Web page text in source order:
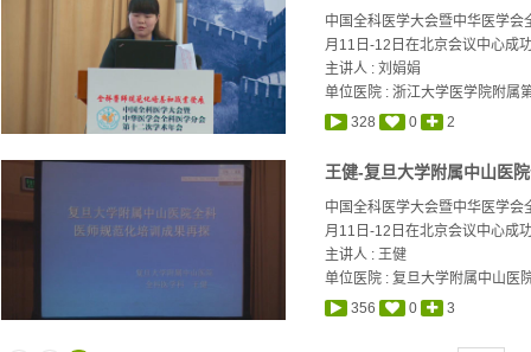
中国全科医学大会暨中华医学
月11日-12日在北京会议中心成
主讲人 :刘娟娟
单位医院 : 浙江大学医学院附属
328
0 2
王健-复旦大学附属中山医
中国全科医学大会暨中华医学
月11日-12日在北京会议中心成
主讲人 :王健
单位医院 : 复旦大学附属中山医
356
0 3